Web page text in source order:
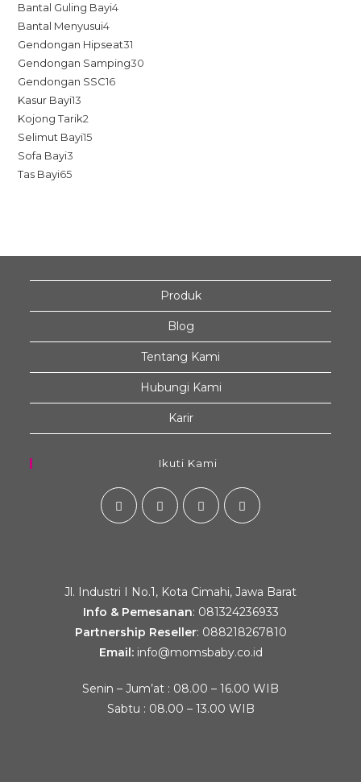
Bantal Guling Bayi4
Bantal Menyusui4
Gendongan Hipseat31
Gendongan Samping30
Gendongan SSC16
Kasur Bayi13
Kojong Tarik2
Selimut Bayi15
Sofa Bayi3
Tas Bayi65
Produk
Blog
Tentang Kami
Hubungi Kami
Karir
Ikuti Kami
Jl. Industri I No.1, Kota Cimahi, Jawa Barat
Info & Pemesanan: 081324236933
Partnership Reseller: 088218267810
Email: info@momsbaby.co.id
Senin – Jum’at : 08.00 – 16.00 WIB
Sabtu : 08.00 – 13.00 WIB